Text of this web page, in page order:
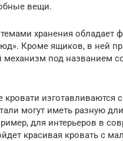
вещи.
хранения обладает
Кроме ящиков, в ней
под названием
изготавливаются
могут иметь разную
для интерьеров в
красивая кровать с